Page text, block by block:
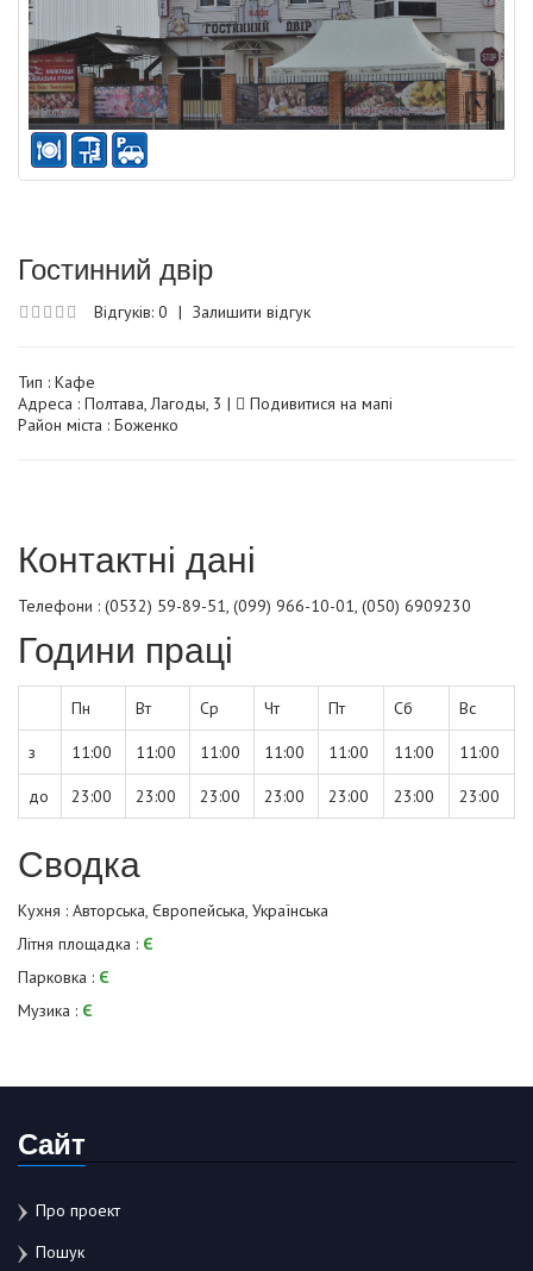
Гостинний двір
Відгуків: 0 | Залишити відгук
Тип : Кафе
Адреса : Полтава, Лагоды, 3 |
Подивитися на мапі
Район міста : Боженко
Контактні дані
Телефони : (0532) 59-89-51, (099) 966-10-01, (050) 6909230
Години праці
Пн Вт Ср Чт Пт Сб Вс
з 11:00 11:00 11:00 11:00 11:00 11:00 11:00
до 23:00 23:00 23:00 23:00 23:00 23:00 23:00
Сводка
Кухня : Авторська, Європейська, Українська
Літня площадка : Є
Парковка : Є
Музика : Є
Сайт
Про проект
Пошук